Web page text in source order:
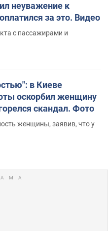
неуважение к
за это. Видео
с пассажирами и
в Киеве
оскорбил женщину
скандал. Фото
женщины, заявив, что у